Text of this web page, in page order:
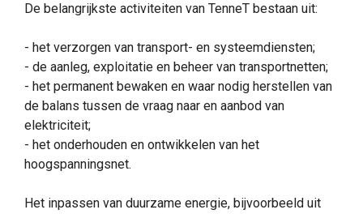
De belangrijkste activiteiten van TenneT bestaan uit:
- het verzorgen van transport- en systeemdiensten;
- de aanleg, exploitatie en beheer van transportnetten;
- het permanent bewaken en waar nodig herstellen van
de balans tussen de vraag naar en aanbod van
elektriciteit;
- het onderhouden en ontwikkelen van het
hoogspanningsnet.
Het inpassen van duurzame energie, bijvoorbeeld uit